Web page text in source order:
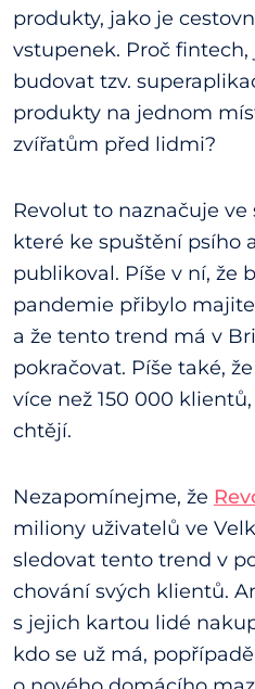
produkty, jako je
vstupenek. Proč
budovat tzv.
produkty na jednom
zvířatům před lidmi?
Revolut to naznačuje ve
které ke spuštění psího
publikoval. Píše v ní, že
pandemie přibylo
a že tento trend má v
pokračovat. Píše také,
více než 150 000
chtějí.
Nezapomínejme, že
miliony uživatelů ve
sledovat tento trend v
chování svých klientů.
s jejich kartou lidé
kdo se už má,